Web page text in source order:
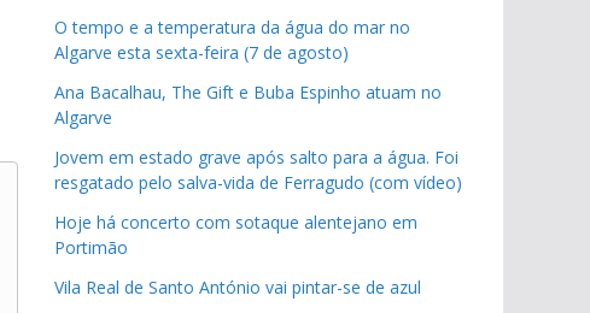
O tempo e a temperatura da água do mar no
Algarve esta sexta-feira (7 de agosto)
Ana Bacalhau, The Gift e Buba Espinho atuam no
Algarve
Jovem em estado grave após salto para a água. Foi
resgatado pelo salva-vida de Ferragudo (com vídeo)
Hoje há concerto com sotaque alentejano em
Portimão
Vila Real de Santo António vai pintar-se de azul